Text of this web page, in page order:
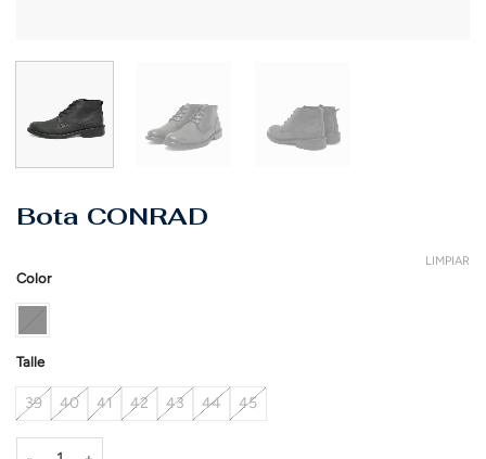
Bota CONRAD
Color
Talle
39 40 41 42 43 44 45
LIMPIAR
Bota CONRAD cantidad